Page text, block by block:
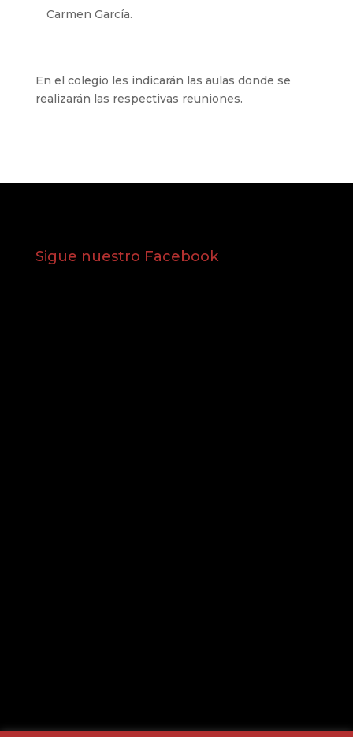
Carmen García.
En el colegio les indicarán las aulas donde se
realizarán las respectivas reuniones.
Sigue nuestro Facebook